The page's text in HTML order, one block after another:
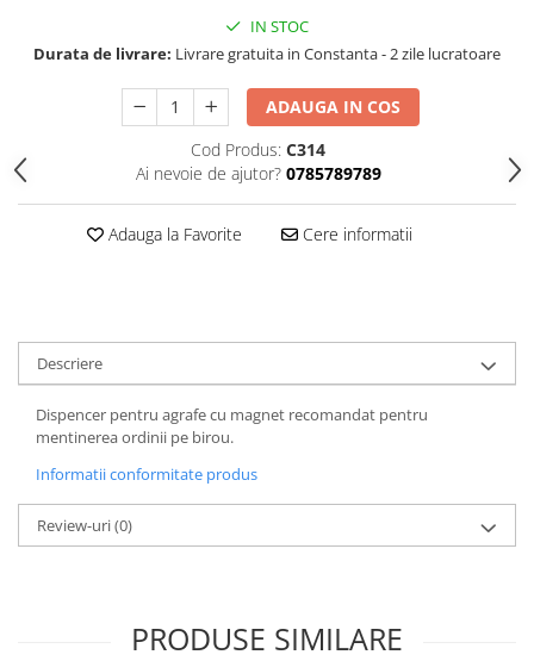
ACCESORII PENTRU BIROU
CAPSATOARE & DECAPSATOARE
CAPSE & SUPORTURI
TAVITE & SUPORT PENTRU
DOCUMENTE
BANDA ADEZIVA & DISPENCERE
CUTTERE
ACCESORII PRINDERE
TUS/TUSIRE & STAMPILE
INSTRUMENTE DE SCRIS &
CALITATE SUPERIOARA
STILOURI - ROLLERE - PIXURI CU
PIXURI FARA MECANISM
IN STOC
Durata de livrare: Livrare gratuita in Constanta - 2 zile lucratoare
ADAUGA IN COS
Cod Produs: C314
Ai nevoie de ajutor? 0785789789
Adauga la Favorite Cere informatii
Descriere
Dispencer pentru agrafe cu magnet recomandat pentru
mentinerea ordinii pe birou.
Informatii conformitate produs
Review-uri(0)
PRODUSE SIMILARE